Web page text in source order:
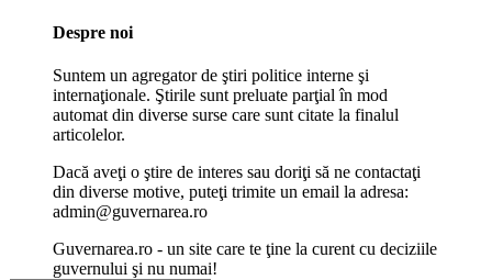
Despre noi
Suntem un agregator de ştiri politice interne şi
internaţionale. Ştirile sunt preluate parţial în mod
automat din diverse surse care sunt citate la finalul
articolelor.
Dacă aveţi o ştire de interes sau doriţi să ne contactaţi
din diverse motive, puteţi trimite un email la adresa:
admin@guvernarea.ro
Guvernarea.ro - un site care te ţine la curent cu deciziile
guvernului şi nu numai!